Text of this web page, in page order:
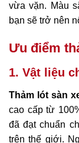
vừa vặn. Màu
bạn sẽ trở nên
Ưu điểm
1. Vật liệu
Thảm lót sàn
cao cấp từ
đã đạt chuẩn
trên thế giới.